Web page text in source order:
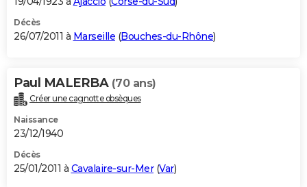
Décès
26/07/2011 à Marseille (Bouches-du-Rhône)
Paul MALERBA (70 ans)
Créer une cagnotte obsèques
Naissance
23/12/1940
Décès
25/01/2011 à Cavalaire-sur-Mer(Var)